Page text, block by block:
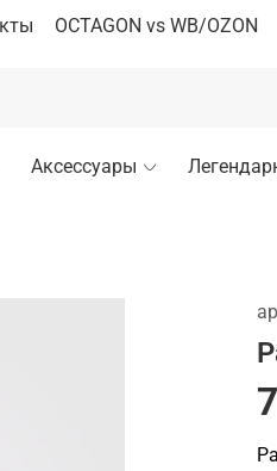
OCTAGON vs WB/OZON
Аксессуары